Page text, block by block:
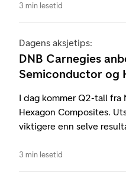
3 min lesetid
Dagens aksjetips:
DNB Carnegies
Semiconductor og
I dag kommer Q2-tall fra
Hexagon Composites.
viktigere enn selve
3 min lesetid